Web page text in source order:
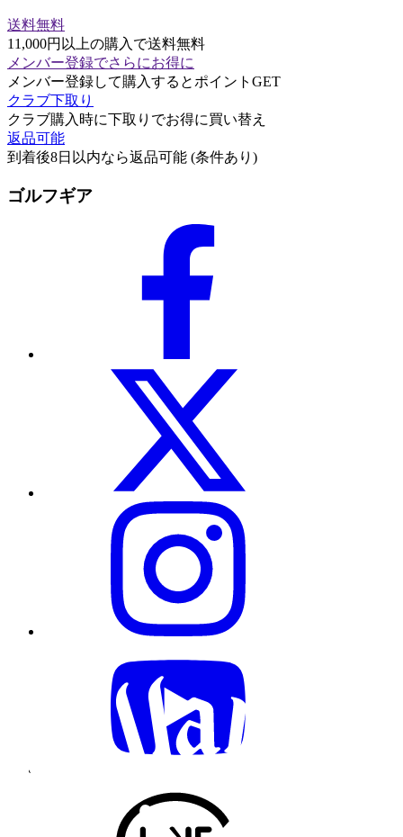
送料無料
11,000円以上の購入で送料無料
メンバー登録でさらにお得に
メンバー登録して購入するとポイントGET
クラブ下取り
クラブ購入時に下取りでお得に買い替え
返品可能
到着後8日以内なら返品可能 (条件あり)
ゴルフギア